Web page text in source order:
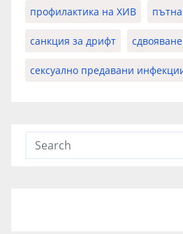
профилактика на ХИВ
санкция за дрифт
сексуално предавани